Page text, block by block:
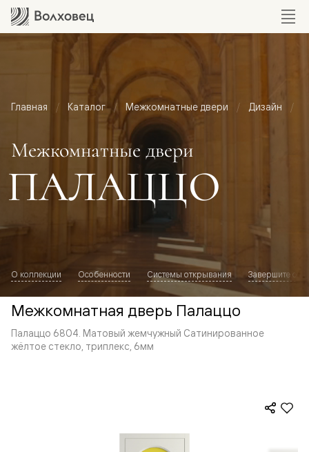
Главная Каталог Межкомнатные двери Дизайн
Межкомнатные двери
ПАЛАЦЦО
О коллекции Особенности Системы открывания Завершите
Межкомнатная дверь Палаццо
Палаццо 6804. Матовый жемчужный Сатинированное
жёлтое стекло, триплекс, 6мм